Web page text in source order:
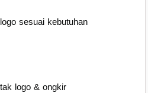
sesuai kebutuhan
logo & ongkir